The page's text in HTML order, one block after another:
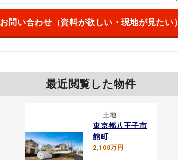
お問い合わせ （資料が欲しい・現地が見たい）
最近閲覧した物件
土地
東京都八王子市
館町
2,100万円